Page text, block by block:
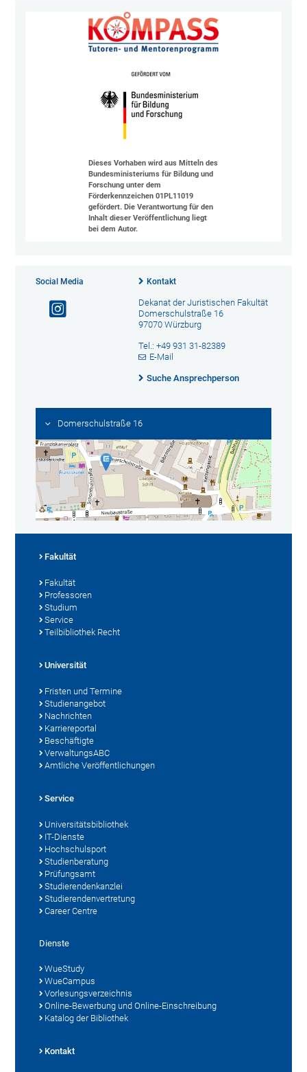
Dieses Vorhaben wird aus Mitteln des
Bundesministeriums für Bildung und
Forschung unter dem
Förderkennzeichen 01PL11019
gefördert. Die Verantwortung für den
Inhalt dieser Veröffentlichung liegt
bei dem Autor.
Social Media Kontakt
Dekanat der Juristischen Fakultät
Domerschulstraße 16
97070 Würzburg
Tel.: +49 931 31-82389
E-Mail
Suche Ansprechperson
Domerschulstraße 16
Fakultät
Fakultät
Professoren
Studium
Service
Teilbibliothek Recht
Universität
Fristen und Termine
Studienangebot
Nachrichten
Karriereportal
Beschäftigte
VerwaltungsABC
Amtliche Veröffentlichungen
Service
Universitätsbibliothek
IT-Dienste
Hochschulsport
Studienberatung
Prüfungsamt
Studierendenkanzlei
Studierendenvertretung
Career Centre
Dienste
WueStudy
WueCampus
Vorlesungsverzeichnis
Online-Bewerbung und Online-Einschreibung
Katalog der Bibliothek
Kontakt